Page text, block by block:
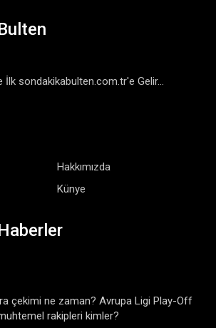
İlk sondakikabulten.com.tr'e Gelir...
Hakkımızda
Künye
çekimi ne zaman? Avrupa Ligi Play-Off
rakipleri kimler?